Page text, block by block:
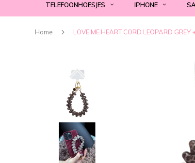
TELEFOONHOESJES IPHONE
Home LOVE ME HEART CORD LEOPARD GREY